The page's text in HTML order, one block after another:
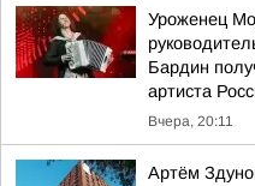
Уроженец
Бардин
артиста
Вчера, 20:11
Артём